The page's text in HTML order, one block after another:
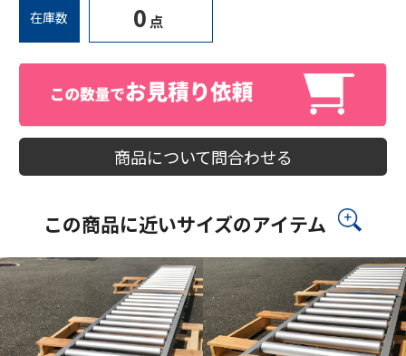
在庫数 0 点
商品について問合わせる
この商品に近いサイズのアイテム